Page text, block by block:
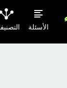
الأسئلة